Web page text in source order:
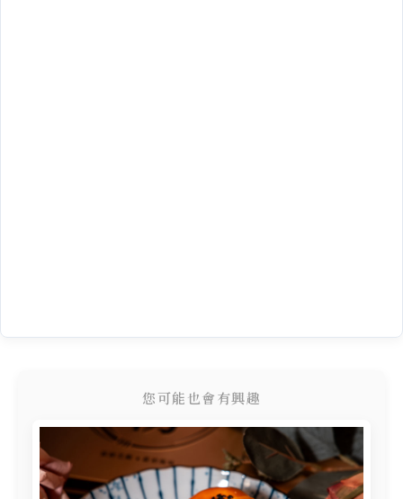
您可能也會有興趣